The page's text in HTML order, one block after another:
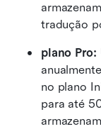
tradução
plano Pro:
no plano
para até